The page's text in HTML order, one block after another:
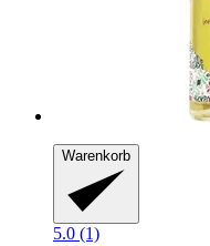
Warenkorb
5.0 (1)